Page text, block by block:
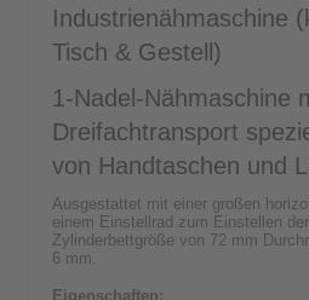
Industrienähmaschine
Tisch & Gestell)
1-Nadel-Nähmaschine
Dreifachtransport
von Handtaschen und
Ausgestattet mit einer großen
einem Einstellrad zum Einstellen
Zylinderbettgröße von 72 mm
6 mm.
Eigenschaften: